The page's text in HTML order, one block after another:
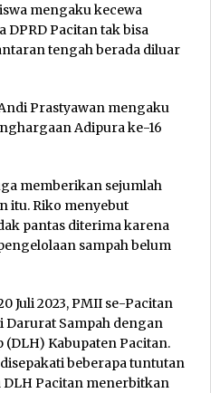
mengaku kecewa
DPRD Pacitan tak bisa
tengah berada diluar
Prastyawan mengaku
Adipura ke-16
memberikan sejumlah
itu. Riko menyebut
pantas diterima karena
sampah belum
Juli 2023, PMII se-Pacitan
Darurat Sampah dengan
Kabupaten Pacitan.
beberapa tuntutan
Pacitan menerbitkan